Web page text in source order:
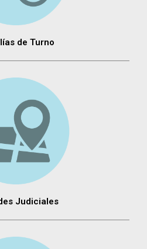
de Turno
Judiciales